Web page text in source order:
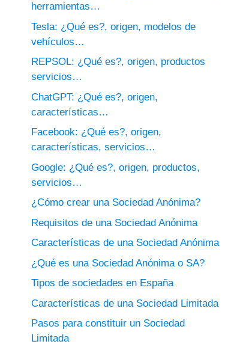
herramientas…
Tesla: ¿Qué es?, origen, modelos de
vehículos…
REPSOL: ¿Qué es?, origen, productos
servicios…
ChatGPT: ¿Qué es?, origen,
características…
Facebook: ¿Qué es?, origen,
características, servicios…
Google: ¿Qué es?, origen, productos,
servicios…
¿Cómo crear una Sociedad Anónima?
Requisitos de una Sociedad Anónima
Características de una Sociedad Anónima
¿Qué es una Sociedad Anónima o SA?
Tipos de sociedades en España
Características de una Sociedad Limitada
Pasos para constituir un Sociedad
Limitada